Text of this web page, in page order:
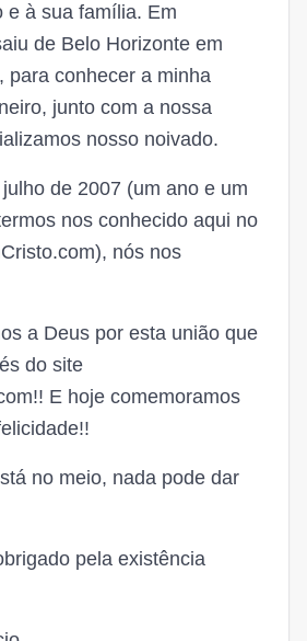
e à sua família. Em
de Belo Horizonte em
para conhecer a minha
junto com a nossa
nosso noivado.
de 2007 (um ano e um
nos conhecido aqui no
nós nos
a Deus por esta união que
do site
E hoje comemoramos
no meio, nada pode dar
pela existência